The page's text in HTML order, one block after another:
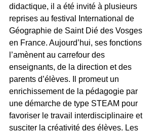
didactique, il a été invité à plusieurs
reprises au festival International de
Géographie de Saint Dié des Vosges
en France. Aujourd’hui, ses fonctions
l’amènent au carrefour des
enseignants, de la direction et des
parents d’élèves. Il promeut un
enrichissement de la pédagogie par
une démarche de type STEAM pour
favoriser le travail interdisciplinaire et
susciter la créativité des élèves. Les